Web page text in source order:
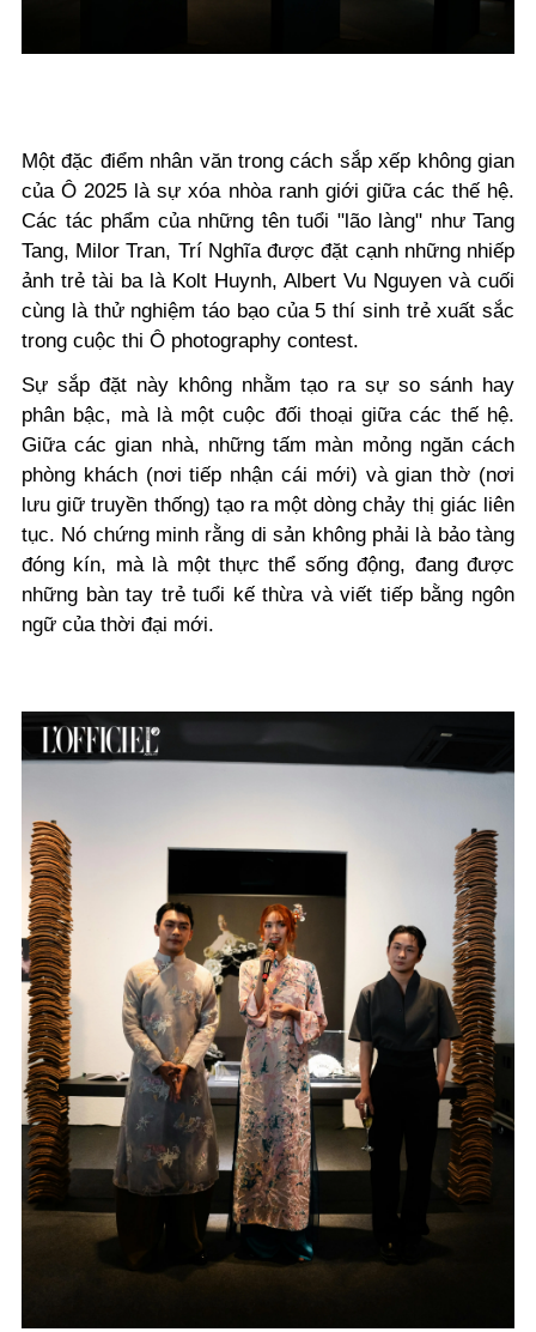
Một đặc điểm nhân văn trong cách sắp xếp không gian
của Ô 2025 là sự xóa nhòa ranh giới giữa các thế hệ.
Các tác phẩm của những tên tuổi "lão làng" như Tang
Tang, Milor Tran, Trí Nghĩa được đặt cạnh những nhiếp
ảnh trẻ tài ba là Kolt Huynh, Albert Vu Nguyen và cuối
cùng là thử nghiệm táo bạo của 5 thí sinh trẻ xuất sắc
trong cuộc thi Ô photography contest.
Sự sắp đặt này không nhằm tạo ra sự so sánh hay
phân bậc, mà là một cuộc đối thoại giữa các thế hệ.
Giữa các gian nhà, những tấm màn mỏng ngăn cách
phòng khách (nơi tiếp nhận cái mới) và gian thờ (nơi
lưu giữ truyền thống) tạo ra một dòng chảy thị giác liên
tục. Nó chứng minh rằng di sản không phải là bảo tàng
đóng kín, mà là một thực thể sống động, đang được
những bàn tay trẻ tuổi kế thừa và viết tiếp bằng ngôn
ngữ của thời đại mới.